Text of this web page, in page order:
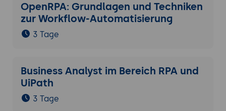
OpenRPA: Grundlagen und Techniken
zur Workflow-Automatisierung
3 Tage
Business Analyst im Bereich RPA und
UiPath
3 Tage